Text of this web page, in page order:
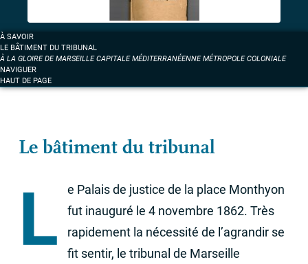
À SAVOIR
LE BÂTIMENT DU TRIBUNAL
À LA GLOIRE DE MARSEILLE CAPITALE MÉDITERRANÉENNE MÉTROPOLE COLONIALE
NAVIGUER
HAUT DE PAGE
Le bâtiment du tribunal
L
e Palais de justice de la place Monthyon
fut inauguré le 4 novembre 1862. Très
rapidement la nécessité de l’agrandir se
fit sentir, le tribunal de Marseille